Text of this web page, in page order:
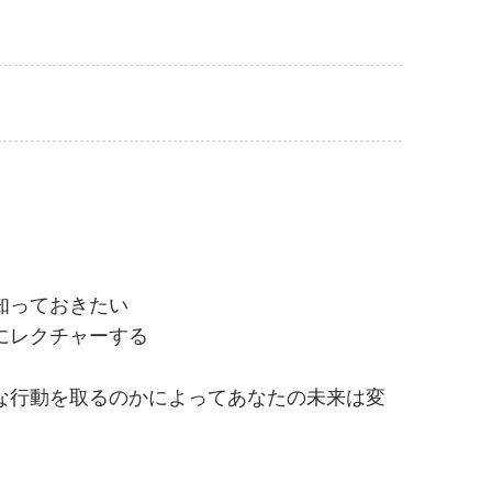
っておきたい
レクチャーする
動を取るのかによってあなたの未来は変